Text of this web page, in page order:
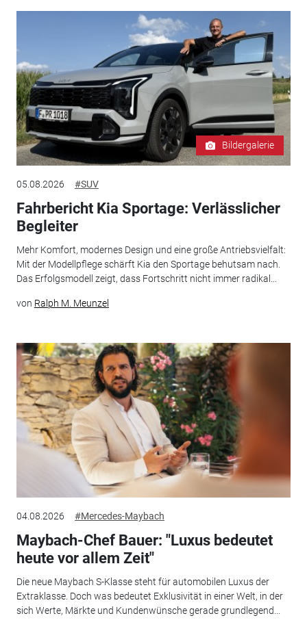
Bildergalerie
05.08.2026 #SUV
Fahrbericht Kia Sportage: Verlässlicher
Begleiter
Mehr Komfort, modernes Design und eine große Antriebsvielfalt:
Mit der Modellpflege schärft Kia den Sportage behutsam nach.
Das Erfolgsmodell zeigt, dass Fortschritt nicht immer radikal...
von Ralph M. Meunzel
04.08.2026 #Mercedes-Maybach
Maybach-Chef Bauer: "Luxus bedeutet
heute vor allem Zeit"
Die neue Maybach S-Klasse steht für automobilen Luxus der
Extraklasse. Doch was bedeutet Exklusivität in einer Welt, in der
sich Werte, Märkte und Kundenwünsche gerade grundlegend...